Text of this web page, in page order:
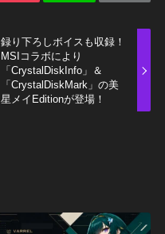
録り下ろしボイスも収録！
MSIコラボにより
「CrystalDiskInfo」＆
「CrystalDiskMark」の美
星メイEditionが登場！